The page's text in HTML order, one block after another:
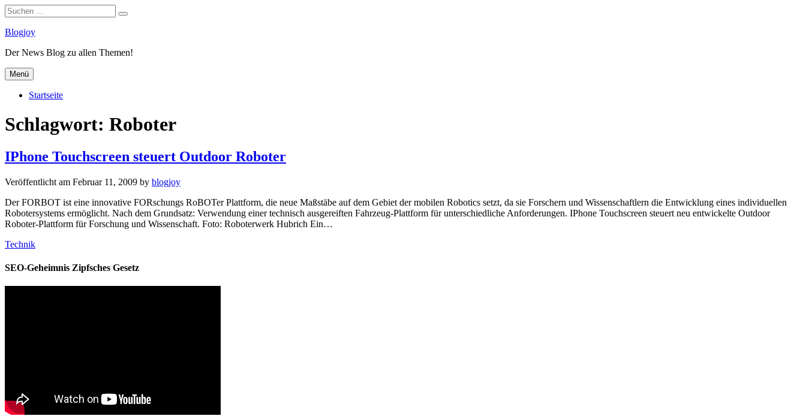
Suchen
nach:
Suchen
Zum
springen
Blogjoy
Der News Blog zu allen Themen!
Menü
Startseite
Schlagwort: Roboter
IPhone Touchscreen steuert Outdoor Roboter
Veröffentlicht am Februar 11, 2009 by blogjoy
Der FORBOT ist eine innovative FORschungs RoBOTer Plattform, die neue Maßstäbe auf dem Gebiet der mobilen Robotics setzt, da sie Forschern und Wissenschaftlern die Entwicklung eines individuellen
Robotersystems ermöglicht. Nach dem Grundsatz: Verwendung einer technisch ausgereiften Fahrzeug-Plattform für unterschiedliche Anforderungen. IPhone Touchscreen steuert neu entwickelte Outdoor
Roboter-Plattform für Forschung und Wissenschaft. Foto: Roboterwerk Hubrich Ein…
Kategorien
Technik
SEO-Geheimnis Zipfsches Gesetz